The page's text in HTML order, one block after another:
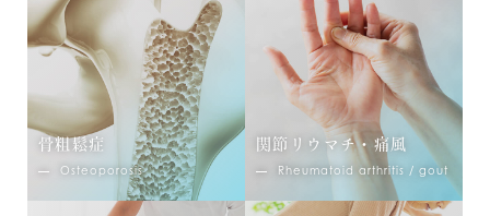
骨粗鬆症
Osteoporosis
関節リウマチ・痛風
Rheumatoid arthritis / gout